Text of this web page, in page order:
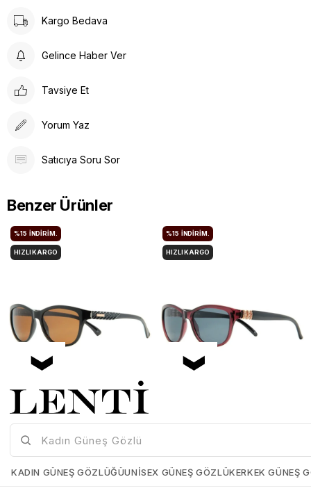
Kargo Bedava
Gelince Haber Ver
Tavsiye Et
Yorum Yaz
Satıcıya Soru Sor
Benzer Ürünler
Mia Maria OF127-C2 56 Polarize Bayan Güneş Gözlüğü
Mia-Maria-OF127-C2-56
%15 İNDIRIM.
HIZLI KARGO
Mia-Maria-OF126-C3-56
%15 İNDIRIM.
HIZLI KARGO
KADIN GÜNEŞ GÖZLÜĞÜUNISEX GÜNEŞ GÖZLÜKERKEK GÜNEŞ